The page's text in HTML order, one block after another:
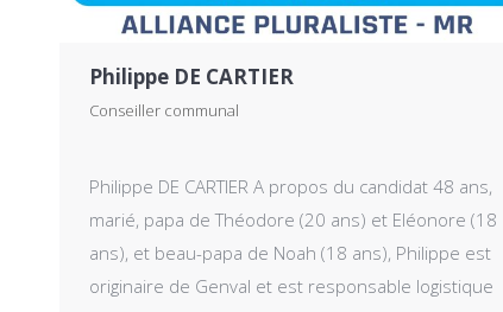
Philippe DE CARTIER
Conseiller communal
Philippe DE CARTIER A propos du candidat 48 ans,
marié, papa de Théodore (20 ans) et Eléonore (18
ans), et beau-papa de Noah (18 ans), Philippe est
originaire de Genval et est responsable logistique